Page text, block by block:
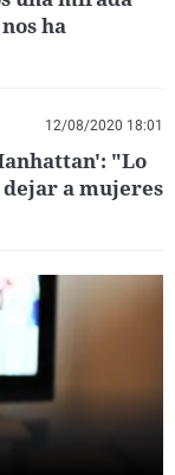
ha
12/08/2020 18:01
"Lo
dejar a mujeres